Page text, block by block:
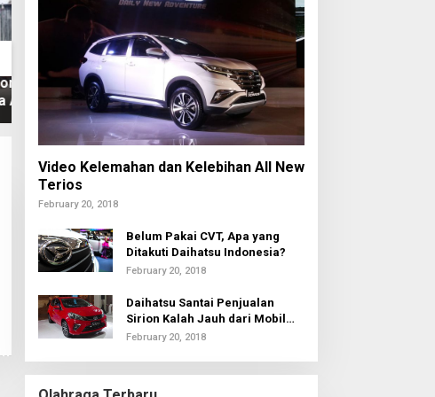
Jumat Berkah KPK
Nusantara: Keadilan Sosial
Dimulai dari Distribusi
Empati
Oknum Polisi Bunuh Nenek
di Deli Serdang Hanya
Karena Ini….
Video Kelemahan dan Kelebihan All New
Terios
February 20, 2018
Belum Pakai CVT, Apa yang
Ditakuti Daihatsu Indonesia?
February 20, 2018
Daihatsu Santai Penjualan
Sirion Kalah Jauh dari Mobil
LCGC
February 20, 2018